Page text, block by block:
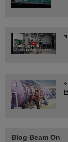
Blog Beam On